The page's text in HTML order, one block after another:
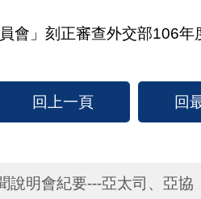
會」刻正審查外交部106年
回上一頁 回
說明會紀要---亞太司、亞協